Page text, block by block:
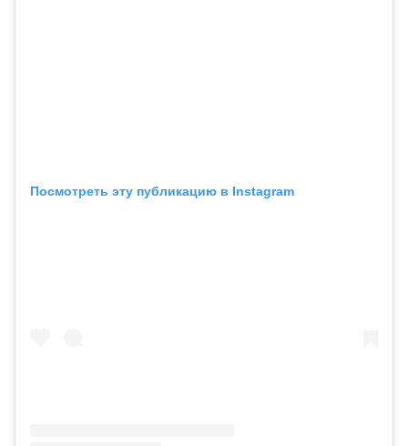
Посмотреть эту публикацию в Instagram